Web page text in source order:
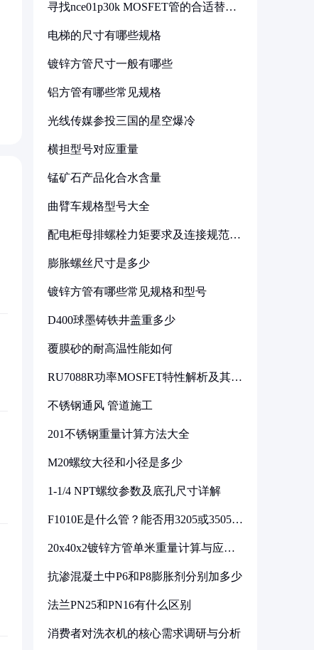
寻找nce01p30k MOSFET管的合适替代
电梯的尺寸有哪些规格
镀锌方管尺寸一般有哪些
铝方管有哪些常见规格
光线传媒参投三国的星空爆冷
横担型号对应重量
锰矿石产品化合水含量
曲臂车规格型号大全
配电柜母排螺栓力矩要求及连接规范详
膨胀螺丝尺寸是多少
镀锌方管有哪些常见规格和型号
D400球墨铸铁井盖重多少
覆膜砂的耐高温性能如何
RU7088R功率MOSFET特性解析及其在
不锈钢通风 管道施工
201不锈钢重量计算方法大全
M20螺纹大径和小径是多少
1-1/4 NPT螺纹参数及底孔尺寸详解
F1010E是什么管？能否用3205或3505代
20x40x2镀锌方管单米重量计算与应用
抗渗混凝土中P6和P8膨胀剂分别加多少
法兰PN25和PN16有什么区别
消费者对洗衣机的核心需求调研与分析